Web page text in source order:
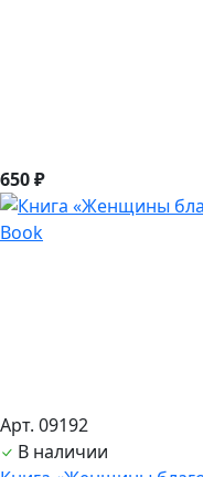
650 ₽
Арт. 09192
В наличии